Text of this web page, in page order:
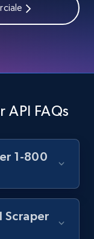
more.
gratuit
API FAQs
1-800
Scraper